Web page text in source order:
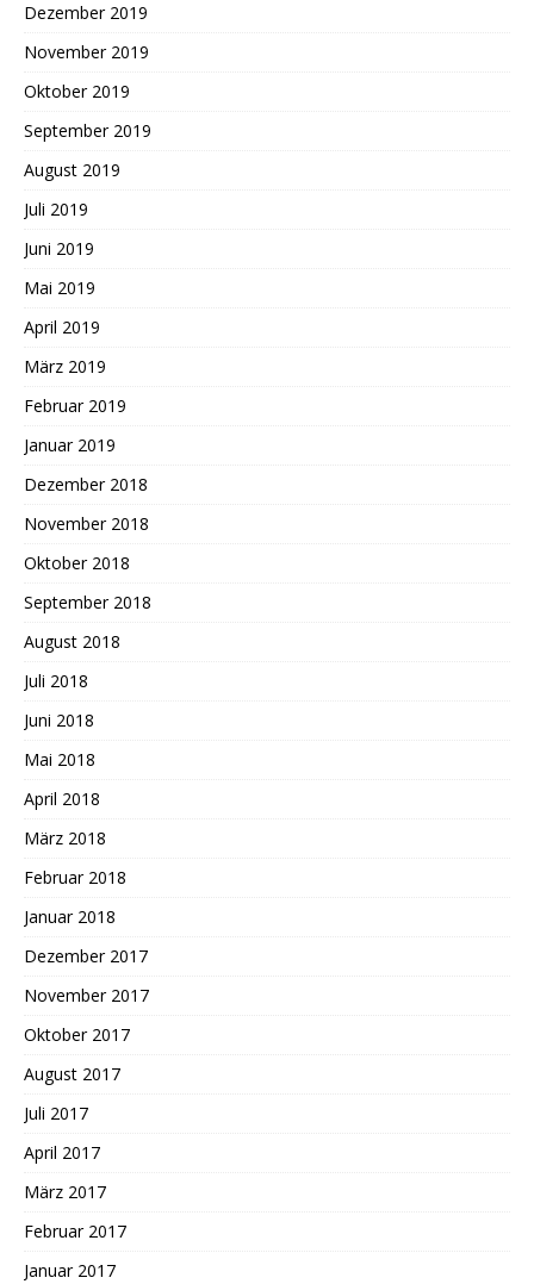
Dezember 2019
November 2019
Oktober 2019
September 2019
August 2019
Juli 2019
Juni 2019
Mai 2019
April 2019
März 2019
Februar 2019
Januar 2019
Dezember 2018
November 2018
Oktober 2018
September 2018
August 2018
Juli 2018
Juni 2018
Mai 2018
April 2018
März 2018
Februar 2018
Januar 2018
Dezember 2017
November 2017
Oktober 2017
August 2017
Juli 2017
April 2017
März 2017
Februar 2017
Januar 2017